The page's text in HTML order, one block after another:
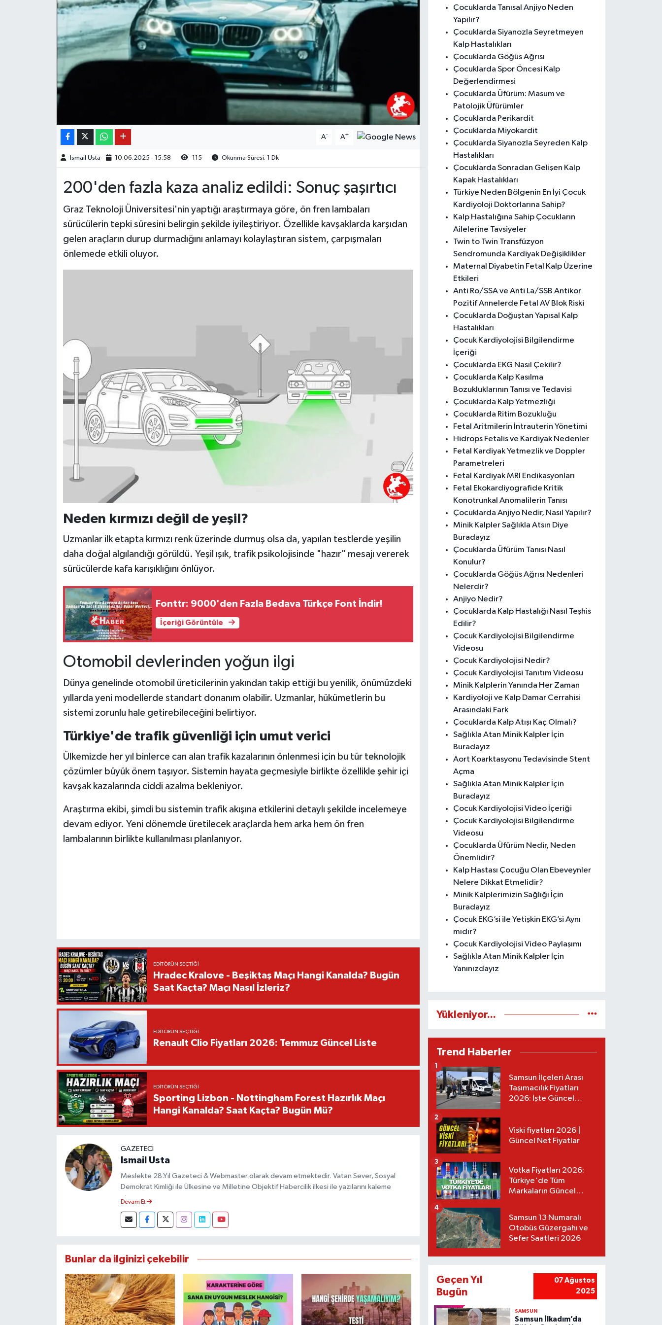
A- A+
Ismail Usta 10.06.2025 - 15:58 115 Okunma Süresi: 1 Dk
200'den fazla kaza analiz edildi: Sonuç şaşırtıcı
Graz Teknoloji Üniversitesi'nin yaptığı araştırmaya göre, ön fren lambaları
sürücülerin tepki süresini belirgin şekilde iyileştiriyor. Özellikle kavşaklarda karşıdan
gelen araçların durup durmadığını anlamayı kolaylaştıran sistem, çarpışmaları
önlemede etkili oluyor.
Neden kırmızı değil de yeşil?
Uzmanlar ilk etapta kırmızı renk üzerinde durmuş olsa da, yapılan testlerde yeşilin
daha doğal algılandığı görüldü. Yeşil ışık, trafik psikolojisinde "hazır" mesajı vererek
sürücülerde kafa karışıklığını önlüyor.
Fonttr: 9000'den Fazla Bedava Türkçe Font İndir!
İçeriği Görüntüle
Otomobil devlerinden yoğun ilgi
Dünya genelinde otomobil üreticilerinin yakından takip ettiği bu yenilik, önümüzdeki
yıllarda yeni modellerde standart donanım olabilir. Uzmanlar, hükümetlerin bu
sistemi zorunlu hale getirebileceğini belirtiyor.
Türkiye'de trafik güvenliği için umut verici
Ülkemizde her yıl binlerce can alan trafik kazalarının önlenmesi için bu tür teknolojik
çözümler büyük önem taşıyor. Sistemin hayata geçmesiyle birlikte özellikle şehir içi
kavşak kazalarında ciddi azalma bekleniyor.
Araştırma ekibi, şimdi bu sistemin trafik akışına etkilerini detaylı şekilde incelemeye
devam ediyor. Yeni dönemde üretilecek araçlarda hem arka hem ön fren
lambalarının birlikte kullanılması planlanıyor.
EDITÖRÜN SEÇTIĞI
Hradec Kralove - Beşiktaş Maçı Hangi Kanalda? Bugün
Saat Kaçta? Maçı Nasıl İzleriz?
EDITÖRÜN SEÇTIĞI
Renault Clio Fiyatları 2026: Temmuz Güncel Liste
EDITÖRÜN SEÇTIĞI
Sporting Lizbon - Nottingham Forest Hazırlık Maçı
Hangi Kanalda? Saat Kaçta? Bugün Mü?
GAZETECI
Ismail Usta
Meslekte 28.Yıl Gazeteci & Webmaster olarak devam etmektedir. Vatan Sever, Sosyal
Demokrat Kimliği ile Ülkesine ve Milletine Objektif Habercilik ilkesi ile yazılarını kaleme
almıştır.
Devam Et
Bunlar da ilginizi çekebilir
Çocuklarda Tanısal Anjiyo Neden
Yapılır?
Çocuklarda Siyanozla Seyretmeyen
Kalp Hastalıkları
Çocuklarda Göğüs Ağrısı
Çocuklarda Spor Öncesi Kalp
Değerlendirmesi
Çocuklarda Üfürüm: Masum ve
Patolojik Üfürümler
Çocuklarda Perikardit
Çocuklarda Miyokardit
Çocuklarda Siyanozla Seyreden Kalp
Hastalıkları
Çocuklarda Sonradan Gelişen Kalp
Kapak Hastalıkları
Türkiye Neden Bölgenin En İyi Çocuk
Kardiyoloji Doktorlarına Sahip?
Kalp Hastalığına Sahip Çocukların
Ailelerine Tavsiyeler
Twin to Twin Transfüzyon
Sendromunda Kardiyak Değişiklikler
Maternal Diyabetin Fetal Kalp Üzerine
Etkileri
Anti Ro/SSA ve Anti La/SSB Antikor
Pozitif Annelerde Fetal AV Blok Riski
Çocuklarda Doğuştan Yapısal Kalp
Hastalıkları
Çocuk Kardiyolojisi Bilgilendirme
İçeriği
Çocuklarda EKG Nasıl Çekilir?
Çocuklarda Kalp Kasılma
Bozukluklarının Tanısı ve Tedavisi
Çocuklarda Kalp Yetmezliği
Çocuklarda Ritim Bozukluğu
Fetal Aritmilerin İntrauterin Yönetimi
Hidrops Fetalis ve Kardiyak Nedenler
Fetal Kardiyak Yetmezlik ve Doppler
Parametreleri
Fetal Kardiyak MRI Endikasyonları
Fetal Ekokardiyografide Kritik
Konotrunkal Anomalilerin Tanısı
Çocuklarda Anjiyo Nedir, Nasıl Yapılır?
Minik Kalpler Sağlıkla Atsın Diye
Buradayız
Çocuklarda Üfürüm Tanısı Nasıl
Konulur?
Çocuklarda Göğüs Ağrısı Nedenleri
Nelerdir?
Anjiyo Nedir?
Çocuklarda Kalp Hastalığı Nasıl Teşhis
Edilir?
Çocuk Kardiyolojisi Bilgilendirme
Videosu
Çocuk Kardiyolojisi Nedir?
Çocuk Kardiyolojisi Tanıtım Videosu
Minik Kalplerin Yanında Her Zaman
Kardiyoloji ve Kalp Damar Cerrahisi
Arasındaki Fark
Çocuklarda Kalp Atışı Kaç Olmalı?
Sağlıkla Atan Minik Kalpler İçin
Buradayız
Aort Koarktasyonu Tedavisinde Stent
Açma
Sağlıkla Atan Minik Kalpler İçin
Buradayız
Çocuk Kardiyolojisi Video İçeriği
Çocuk Kardiyolojisi Bilgilendirme
Videosu
Çocuklarda Üfürüm Nedir, Neden
Önemlidir?
Kalp Hastası Çocuğu Olan Ebeveynler
Nelere Dikkat Etmelidir?
Minik Kalplerimizin Sağlığı İçin
Buradayız
Çocuk EKG’si ile Yetişkin EKG’si Aynı
mıdır?
Çocuk Kardiyolojisi Video Paylaşımı
Sağlıkla Atan Minik Kalpler İçin
Yanınızdayız
Yükleniyor...
Trend Haberler
Samsun İlçeleri Arası
Taşımacılık Fiyatları
2026: İşte Güncel
1
Viski fiyatları 2026 |
Güncel Net Fiyatlar
2
Votka Fiyatları 2026:
Türkiye'de Tüm
Markaların Güncel
3
Samsun 13 Numaralı
Otobüs Güzergahı ve
Sefer Saatleri 2026
4
Geçen Yıl
Bugün
07 Ağustos
2025
SAMSUN
Samsun İlkadım’da